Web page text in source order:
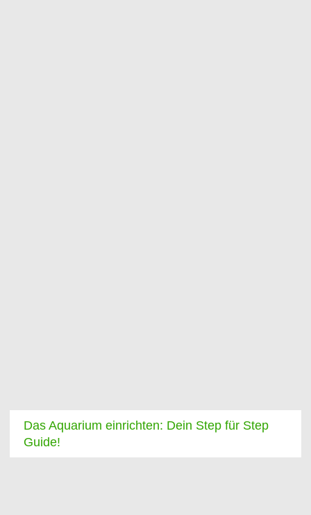
Das Aquarium einrichten: Dein Step für Step
Guide!